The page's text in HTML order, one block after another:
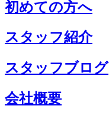
初めての方へ
スタッフ紹介
スタッフブログ
会社概要